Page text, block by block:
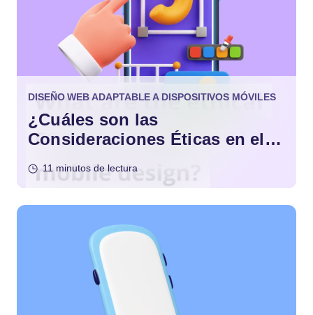
DISEÑO WEB ADAPTABLE A DISPOSITIVOS MÓVILES
¿Cuáles son las
Consideraciones Éticas en el
11 minutos de lectura